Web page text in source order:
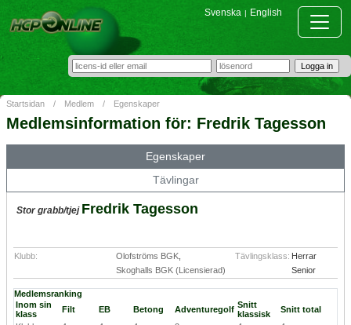
Svenska | English
Startsidan / Medlem / Egenskaper
Medlemsinformation för: Fredrik Tagesson
Egenskaper
Tävlingar
Stor grabb/tjej Fredrik Tagesson
Klubb: Olofströms BGK
Skoghalls BGK (Licensierad)
Tävlingsklass: Herrar
Senior
Medlemsranking
Inom sin
klass
Filt EB Betong Adventuregolf Snitt
klassisk
Snitt total